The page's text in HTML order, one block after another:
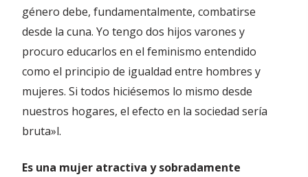
género debe, fundamentalmente, combatirse
desde la cuna. Yo tengo dos hijos varones y
procuro educarlos en el feminismo entendido
como el principio de igualdad entre hombres y
mujeres. Si todos hiciésemos lo mismo desde
nuestros hogares, el efecto en la sociedad sería
bruta»l.
Es una mujer atractiva y sobradamente